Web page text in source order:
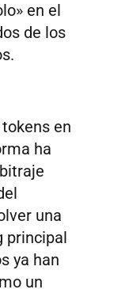
en el
de los
en
ha
una
ya han
un